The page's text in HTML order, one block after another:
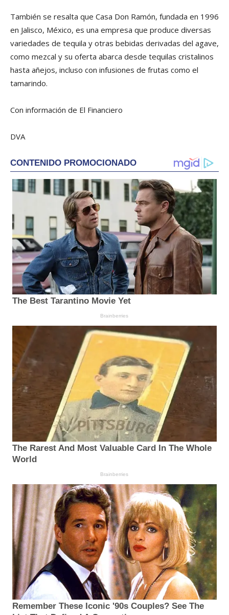
También se resalta que Casa Don Ramón, fundada en 1996
en Jalisco, México, es una empresa que produce diversas
variedades de tequila y otras bebidas derivadas del agave,
como mezcal y su oferta abarca desde tequilas cristalinos
hasta añejos, incluso con infusiones de frutas como el
tamarindo.
Con información de El Financiero
DVA